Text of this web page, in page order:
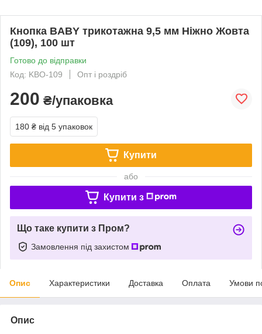
Кнопка BABY трикотажна 9,5 мм Ніжно Жовта
(109), 100 шт
Готово до відправки
Код: KBO-109
Опт і роздріб
200 ₴/упаковка
180 ₴ від 5 упаковок
Купити
або
Купити з
Що таке купити з Пром?
Замовлення під захистом
Опис Характеристики Доставка Оплата Умови
Опис